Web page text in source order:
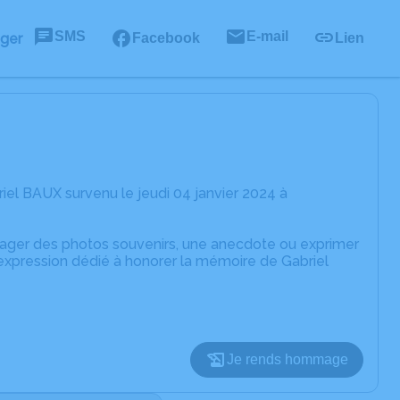
SMS Facebook E-mail Lien
BAUX survenu le jeudi 04 janvier 2024 à
des photos souvenirs, une anecdote ou exprimer
dédié à honorer la mémoire de Gabriel
Je rends hommage